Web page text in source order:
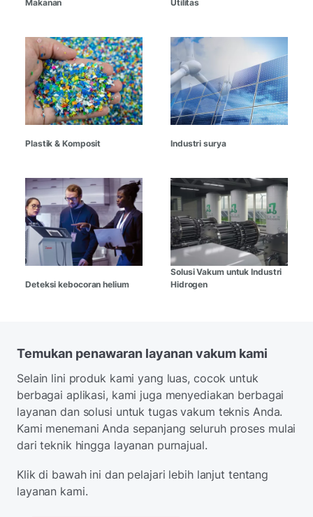
Makanan Utilitas
Plastik & Komposit Industri surya
Deteksi kebocoran helium
Solusi Vakum untuk Industri
Hidrogen
Temukan penawaran layanan vakum kami
Selain lini produk kami yang luas, cocok untuk
berbagai aplikasi, kami juga menyediakan berbagai
layanan dan solusi untuk tugas vakum teknis Anda.
Kami menemani Anda sepanjang seluruh proses mulai
dari teknik hingga layanan purnajual.
Klik di bawah ini dan pelajari lebih lanjut tentang
layanan kami.